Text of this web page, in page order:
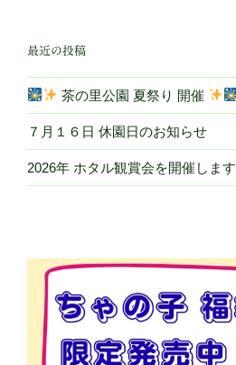
ン
最近の投稿
茶の里公園 夏祭り 開催
７月１６日 休園日のお知らせ
2026年 ホタル観賞会を開催します